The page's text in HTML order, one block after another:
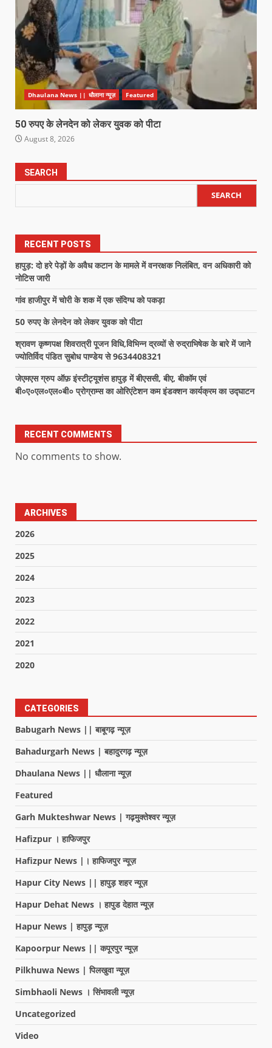
Dhaulana News || धौलाना न्यूज़ Featured
50 रुपए के लेनदेन को लेकर युवक को पीटा
August 8, 2026
SEARCH
SEARCH
RECENT POSTS
हापुड़: दो हरे पेड़ों के अवैध कटान के मामले में वनरक्षक निलंबित, वन अधिकारी को
नोटिस जारी
गांव हाजीपुर में चोरी के शक में एक संदिग्ध को पकड़ा
50 रुपए के लेनदेन को लेकर युवक को पीटा
श्रावण कृष्णपक्ष शिवरात्री पूजन विधि,विभिन्न द्रव्यों से रुद्राभिषेक के बारे में जाने
ज्योतिर्विद पंडित सुबोध पाण्डेय से 9634408321
जेएमएस ग्रुप ऑफ़ इंस्टीट्यूशंस हापुड़ में बीएससी, बीए, बीकॉम एवं
बी०ए०एल०एल०बी० प्रोग्राम्स का ओरिएंटेशन कम इंडक्शन कार्यक्रम का उद्घाटन
RECENT COMMENTS
No comments to show.
ARCHIVES
2026
2025
2024
2023
2022
2021
2020
CATEGORIES
Babugarh News || बाबूगढ़ न्यूज़
Bahadurgarh News | बहादुरगढ़ न्यूज़
Dhaulana News || धौलाना न्यूज़
Featured
Garh Mukteshwar News | गढ़मुक्तेश्वर न्यूज़
Hafizpur । हाफिजपुर
Hafizpur News |। हाफिजपुर न्यूज़
Hapur City News || हापुड़ शहर न्यूज़
Hapur Dehat News । हापुड देहात न्यूज़
Hapur News | हापुड़ न्यूज़
Kapoorpur News || कपूरपुर न्यूज़
Pilkhuwa News | पिलखुवा न्यूज़
Simbhaoli News । सिंभावली न्यूज़
Uncategorized
Video